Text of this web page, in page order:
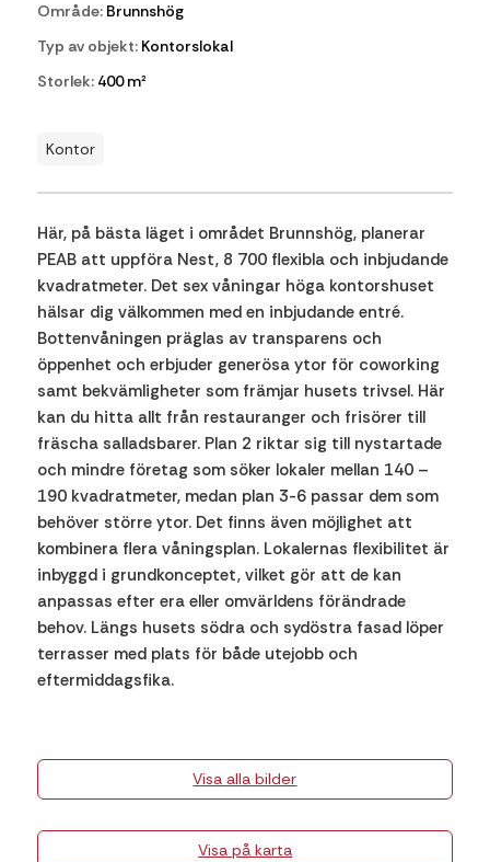
Område:Brunnshög
Typ av objekt:Kontorslokal
Storlek:400 m²
Kontor
Här, på bästa läget i området Brunnshög, planerar
PEAB att uppföra Nest, 8 700 flexibla och inbjudande
kvadratmeter. Det sex våningar höga kontorshuset
hälsar dig välkommen med en inbjudande entré.
Bottenvåningen präglas av transparens och
öppenhet och erbjuder generösa ytor för coworking
samt bekvämligheter som främjar husets trivsel. Här
kan du hitta allt från restauranger och frisörer till
fräscha salladsbarer. Plan 2 riktar sig till nystartade
och mindre företag som söker lokaler mellan 140 –
190 kvadratmeter, medan plan 3-6 passar dem som
behöver större ytor. Det finns även möjlighet att
kombinera flera våningsplan. Lokalernas flexibilitet är
inbyggd i grundkonceptet, vilket gör att de kan
anpassas efter era eller omvärldens förändrade
behov. Längs husets södra och sydöstra fasad löper
terrasser med plats för både utejobb och
eftermiddagsfika.
Visa alla bilder
Visa på karta